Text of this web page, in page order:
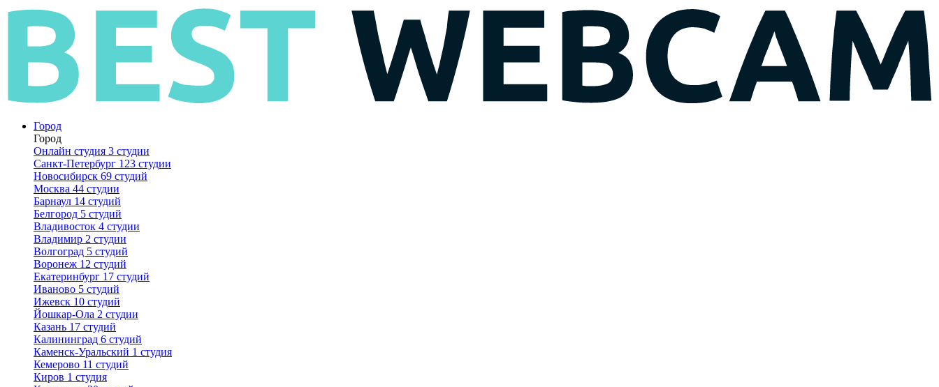
Город
Город
Онлайн студия 3 студии
Санкт-Петербург 123 студии
Новосибирск 69 студий
Москва 44 студии
Барнаул 14 студий
Белгород 5 студий
Владивосток 4 студии
Владимир 2 студии
Волгоград 5 студий
Воронеж 12 студий
Екатеринбург 17 студий
Иваново 5 студий
Ижевск 10 студий
Йошкар-Ола 2 студии
Казань 17 студий
Калининград 6 студий
Каменск-Уральский 1 студия
Кемерово 11 студий
Киров 1 студия